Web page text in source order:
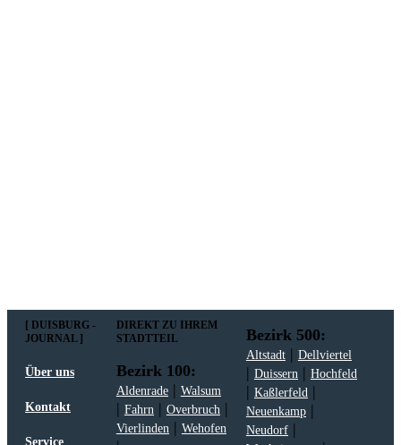
[ DUISBURG -
JOURNAL ]
Über uns
Kontakt
Service
DIREKT ZU IHREM
STADTTEIL
Bezirk 100:
Aldenrade| Walsum
| Fahrn | Overbruch |
Vierlinden | Wehofen
Bezirk 500:
Altstadt| Dellviertel
| Duissern | Hochfeld
| Kaßlerfeld |
Neuenkamp|
Neudorf|